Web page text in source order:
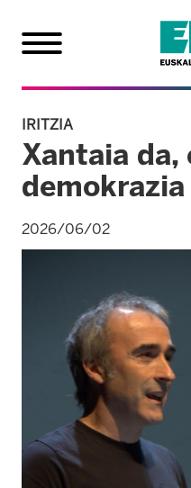
IRITZIA
Xantaia da,
demokrazia
2026/06/02